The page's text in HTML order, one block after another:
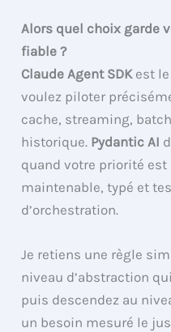
Alors quel choix garde
fiable ?
Claude Agent SDKest le
voulez piloter
cache, streaming,
historique. Pydantic AI
quand votre priorité
maintenable, typé et
d’orchestration.
Je retiens une règle
niveau d’abstraction
puis descendez au
un besoin mesuré le